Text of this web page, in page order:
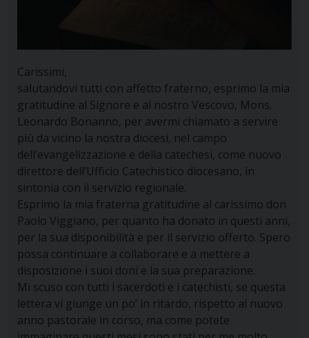
Carissimi,
salutandovi tutti con affetto fraterno, esprimo la mia
gratitudine al Signore e al nostro Vescovo, Mons.
Leonardo Bonanno, per avermi chiamato a servire
più da vicino la nostra diocesi, nel campo
dell’evangelizzazione e della catechesi, come nuovo
direttore dell’Ufficio Catechistico diocesano, in
sintonia con il servizio regionale.
Esprimo la mia fraterna gratitudine al carissimo don
Paolo Viggiano, per quanto ha donato in questi anni,
per la sua disponibilità e per il servizio offerto. Spero
possa continuare a collaborare e a mettere a
disposizione i suoi doni e la sua preparazione.
Mi scuso con tutti i sacerdoti e i catechisti, se questa
lettera vi giunge un po’ in ritardo, rispetto al nuovo
anno pastorale in corso, ma come potete